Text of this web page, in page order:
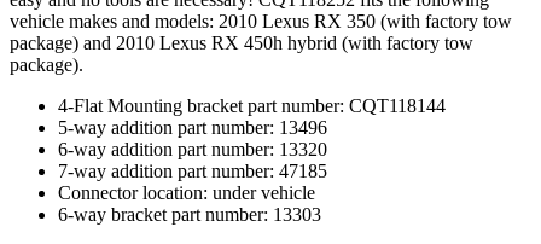
vehicle makes and models: 2010 Lexus RX 350 (with factory tow
package) and 2010 Lexus RX 450h hybrid (with factory tow
package).
4-Flat Mounting bracket part number: CQT118144
5-way addition part number: 13496
6-way addition part number: 13320
7-way addition part number: 47185
Connector location: under vehicle
6-way bracket part number: 13303